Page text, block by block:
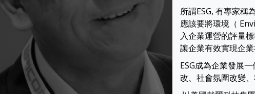
所謂ESG, 有專家稱
應該要將環境（
入企業運營的評量
讓企業有效實現企
ESG成為企業發展
改、社會氛圍改變、